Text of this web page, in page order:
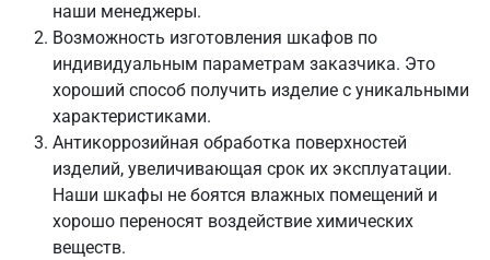
наши менеджеры.
Возможность изготовления шкафов по
индивидуальным параметрам заказчика. Это
хороший способ получить изделие с уникальными
характеристиками.
Антикоррозийная обработка поверхностей
изделий, увеличивающая срок их эксплуатации.
Наши шкафы не боятся влажных помещений и
хорошо переносят воздействие химических
веществ.